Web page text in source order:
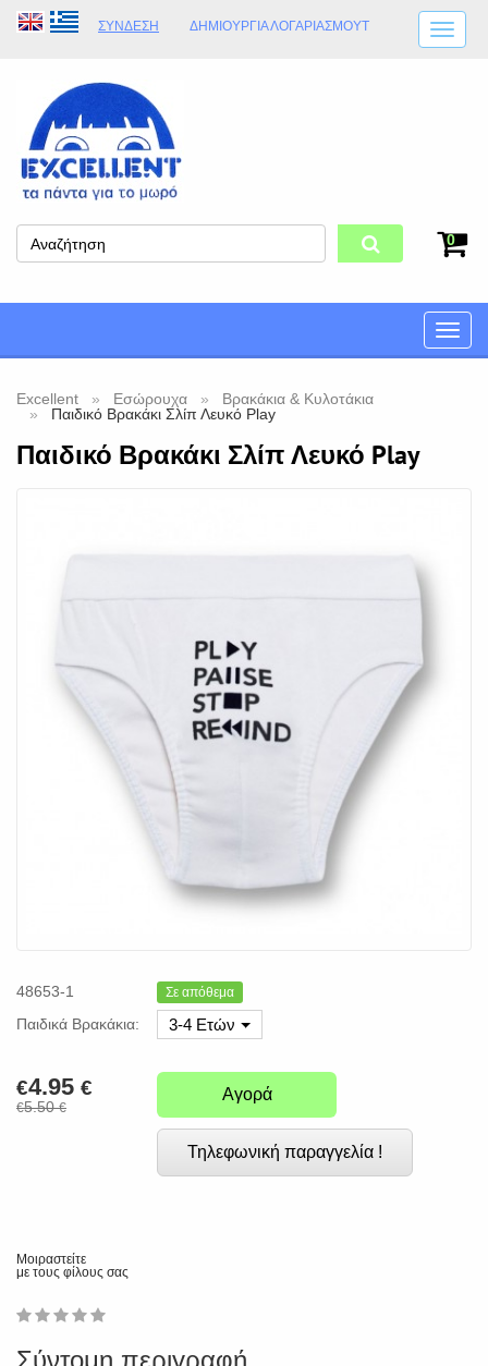
ΣΎΝΔΕΣΗ ΔΗΜΙΟΥΡΓΊΑ ΛΟΓΑΡΙΑΣΜΟΎT
ΩΡΆΡΙΟ ΚΑΤΑΣΤΉΜΑΤΟΣ
ΦΥΣΙΚΌ ΚΑΤΆΣΤΗΜΑ
0
Toggle
Excellent Εσώρουχα
Βρακάκια & Κυλοτάκια
Παιδικό Βρακάκι Σλίπ Λευκό Play
Παιδικό Βρακάκι Σλίπ Λευκό Play
48653-1 Σε απόθεμα
Παιδικά Βρακάκια: 3-4 Ετών
€4.95 €
€5.50€
Αγορά
Τηλεφωνική παραγγελία !
Μοιραστείτε
με τους φίλους σας
1
2
3
4
5
Σύντομη περιγραφή